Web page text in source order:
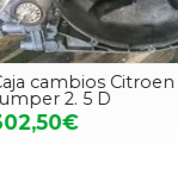
Caja de cambios
1.4 20CQ13
242,00€